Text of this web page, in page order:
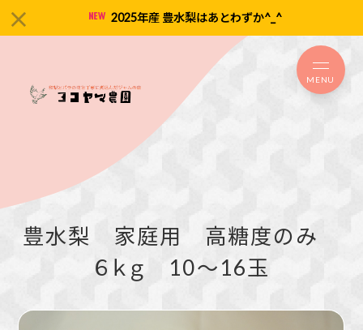
2025年産 豊水梨はあとわずか^_^
MENU
豊水梨 家庭用 高糖度のみ
６ｋｇ 10～16玉